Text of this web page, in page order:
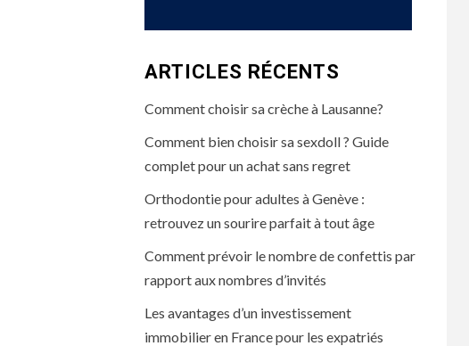
ARTICLES RÉCENTS
Comment choisir sa crèche à Lausanne?
Comment bien choisir sa sexdoll ? Guide
complet pour un achat sans regret
Orthodontie pour adultes à Genève :
retrouvez un sourire parfait à tout âge
Comment prévoir le nombre de confettis par
rapport aux nombres d’invités
Les avantages d’un investissement
immobilier en France pour les expatriés